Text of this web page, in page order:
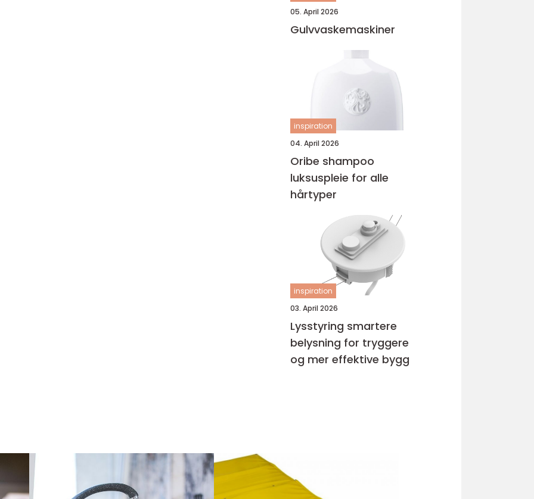
05. April 2026
Gulvvaskemaskiner
inspiration
04. April 2026
Oribe shampoo
luksuspleie for alle
hårtyper
inspiration
03. April 2026
Lysstyring smartere
belysning for tryggere
og mer effektive bygg